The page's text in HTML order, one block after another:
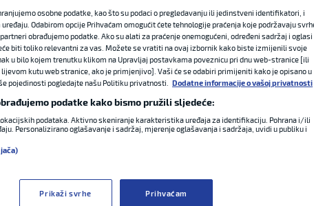
nakon
AUTOMOTO
osobne podatke, kao što su podaci o pregledavanju ili jedinstveni identifikatori, i
Odabirom opcije Prihvaćam omogućit ćete tehnologije praćenja koje podržavaju
obrađujemo podatke. Ako su alati za praćenje onemogućeni, određeni sadržaj i oglasi
biti toliko relevantni za vas. Možete se vratiti na ovaj izbornik kako biste izmijenili svoje
u bilo kojem trenutku klikom na Upravljaj postavkama poveznicu pri dnu web-stranice [ili
kutu web stranice, ako je primjenjivo]. Vaši će se odabiri primijeniti kako je opisano u
pojedinosti pogledajte našu Politiku privatnosti.
Dodatne informacije o vašoj privatnosti
podatke kako bismo pružili sljedeće:
podataka. Aktivno skeniranje karakteristika uređaja za identifikaciju. Pohrana i/ili
Personalizirano oglašavanje i sadržaj, mjerenje oglašavanja i sadržaja, uvidi u publiku i
Prikaži svrhe Prihvaćam